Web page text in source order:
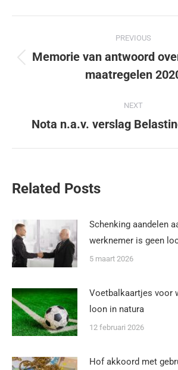
PREVIOUS
Memorie van antwoord
maatregelen
NEXT
Nota n.a.v. verslag
Related Posts
Schenking aandelen
werknemer is geen
5 maart 2026
Voetbalkaartjes voor
loon in natura
12 februari 2026
Hof akkoord met